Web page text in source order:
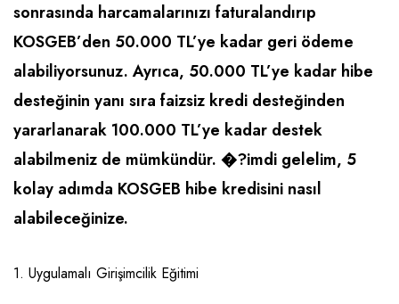
sonrasında harcamalarınızı faturalandırıp
KOSGEB’den 50.000 TL’ye kadar geri ödeme
alabiliyorsunuz. Ayrıca, 50.000 TL’ye kadar hibe
desteğinin yanı sıra faizsiz kredi desteğinden
yararlanarak 100.000 TL’ye kadar destek
alabilmeniz de mümkündür. �?imdi gelelim, 5
kolay adımda KOSGEB hibe kredisini nasıl
alabileceğinize.
1. Uygulamalı Girişimcilik Eğitimi